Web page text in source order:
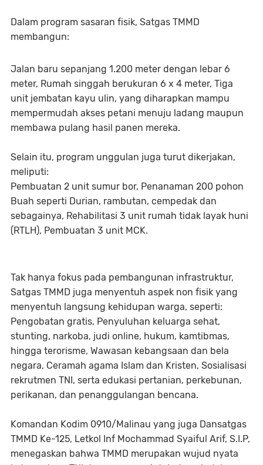
Dalam program sasaran fisik, Satgas TMMD
membangun:
Jalan baru sepanjang 1.200 meter dengan lebar 6
meter, Rumah singgah berukuran 6 x 4 meter, Tiga
unit jembatan kayu ulin, yang diharapkan mampu
mempermudah akses petani menuju ladang maupun
membawa pulang hasil panen mereka.
Selain itu, program unggulan juga turut dikerjakan,
meliputi:
Pembuatan 2 unit sumur bor, Penanaman 200 pohon
Buah seperti Durian, rambutan, cempedak dan
sebagainya, Rehabilitasi 3 unit rumah tidak layak huni
(RTLH), Pembuatan 3 unit MCK.
Tak hanya fokus pada pembangunan infrastruktur,
Satgas TMMD juga menyentuh aspek non fisik yang
menyentuh langsung kehidupan warga, seperti:
Pengobatan gratis, Penyuluhan keluarga sehat,
stunting, narkoba, judi online, hukum, kamtibmas,
hingga terorisme, Wawasan kebangsaan dan bela
negara, Ceramah agama Islam dan Kristen, Sosialisasi
rekrutmen TNI, serta edukasi pertanian, perkebunan,
perikanan, dan penanggulangan bencana.
Komandan Kodim 0910/Malinau yang juga Dansatgas
TMMD Ke-125, Letkol Inf Mochammad Syaiful Arif, S.I.P,
menegaskan bahwa TMMD merupakan wujud nyata